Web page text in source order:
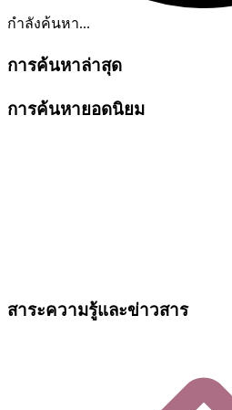
กำลังค้นหา...
การค้นหาล่าสุด
การค้นหายอดนิยม
สาระความรู้และข่าวสาร